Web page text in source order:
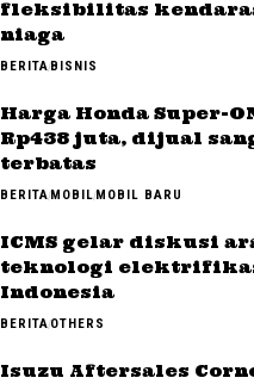
fleksibilitas
niaga
BERITABISNIS
Harga Honda Super-
Rp438 juta, dijual
terbatas
BERITAMOBILMOBIL BARU
ICMS gelar diskusi
teknologi
Indonesia
BERITAOTHERS
Isuzu Aftersales